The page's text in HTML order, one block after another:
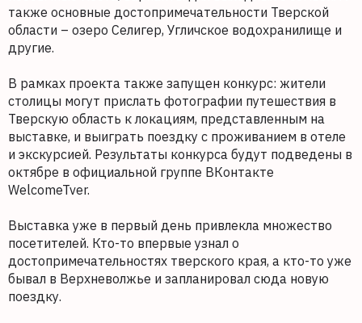
также основные достопримечательности Тверской
области – озеро Селигер, Угличское водохранилище и
другие.
В рамках проекта также запущен конкурс: жители
столицы могут прислать фотографии путешествия в
Тверскую область к локациям, представленным на
выставке, и выиграть поездку с проживанием в отеле
и экскурсией. Результаты конкурса будут подведены в
октябре в официальной группе ВКонтакте
WelcomeTver.
Выставка уже в первый день привлекла множество
посетителей. Кто-то впервые узнал о
достопримечательностях тверского края, а кто-то уже
бывал в Верхневолжье и запланировал сюда новую
поездку.